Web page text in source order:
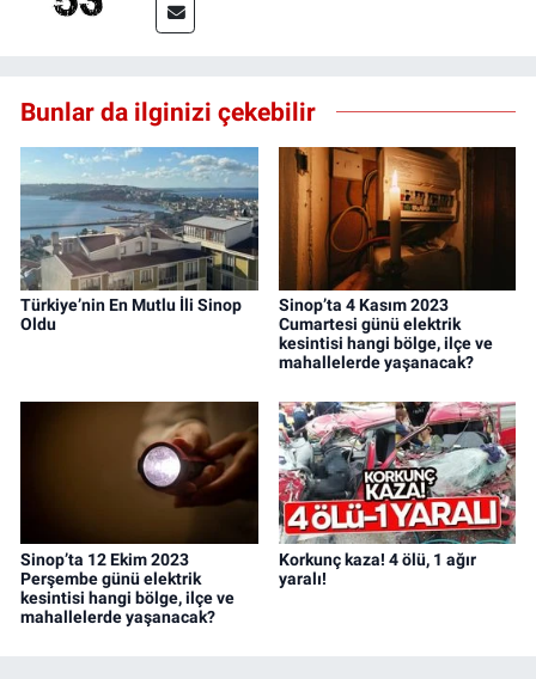
Bunlar da ilginizi çekebilir
Türkiye’nin En Mutlu İli Sinop
Oldu
Sinop’ta 4 Kasım 2023
Cumartesi günü elektrik
kesintisi hangi bölge, ilçe ve
mahallelerde yaşanacak?
Sinop’ta 12 Ekim 2023
Perşembe günü elektrik
kesintisi hangi bölge, ilçe ve
mahallelerde yaşanacak?
Korkunç kaza! 4 ölü, 1 ağır
yaralı!